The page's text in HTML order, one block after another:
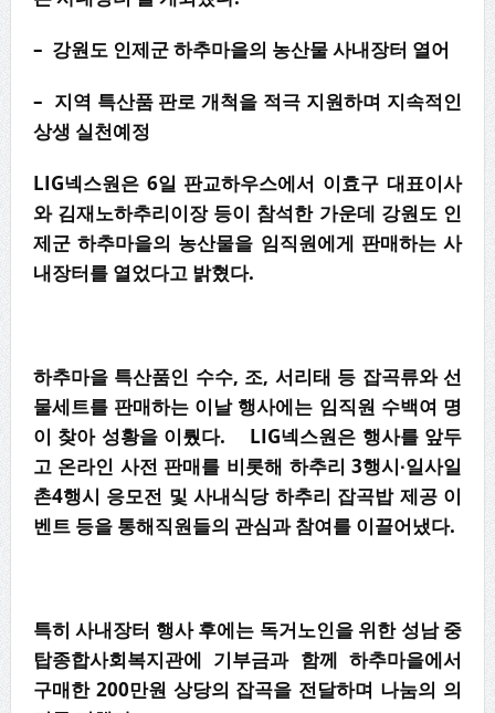
– 강원도 인제군 하추마을의 농산물 사내장터 열어
– 지역 특산품 판로 개척을 적극 지원하며 지속적인
상생 실천예정
LIG넥스원은 6일 판교하우스에서 이효구 대표이사
와 김재노하추리이장 등이 참석한 가운데 강원도 인
제군 하추마을의 농산물을 임직원에게 판매하는 사
내장터를 열었다고 밝혔다.
하추마을 특산품인 수수, 조, 서리태 등 잡곡류와 선
물세트를 판매하는 이날 행사에는 임직원 수백여 명
이 찾아 성황을 이뤘다. LIG넥스원은 행사를 앞두
고 온라인 사전 판매를 비롯해 하추리 3행시∙일사일
촌4행시 응모전 및 사내식당 하추리 잡곡밥 제공 이
벤트 등을 통해직원들의 관심과 참여를 이끌어냈다.
특히 사내장터 행사 후에는 독거노인을 위한 성남 중
탑종합사회복지관에 기부금과 함께 하추마을에서
구매한 200만원 상당의 잡곡을 전달하며 나눔의 의